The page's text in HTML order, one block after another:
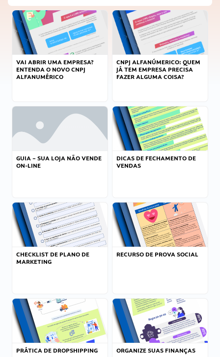
VAI ABRIR UMA EMPRESA?
ENTENDA O NOVO CNPJ
ALFANUMÉRICO
CNPJ ALFANÚMERICO: QUEM
JÁ TEM EMPRESA PRECISA
FAZER ALGUMA COISA?
GUIA – SUA LOJA NÃO VENDE
ON-LINE
DICAS DE FECHAMENTO DE
VENDAS
CHECKLIST DE PLANO DE
MARKETING
RECURSO DE PROVA SOCIAL
PRÁTICA DE DROPSHIPPING ORGANIZE SUAS FINANÇAS